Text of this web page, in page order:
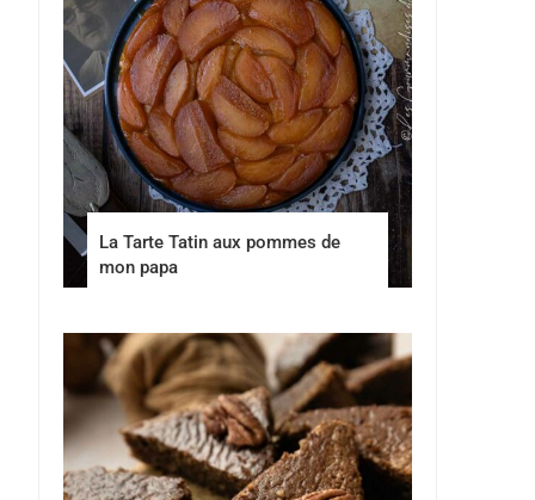
La Tarte Tatin aux pommes de
mon papa